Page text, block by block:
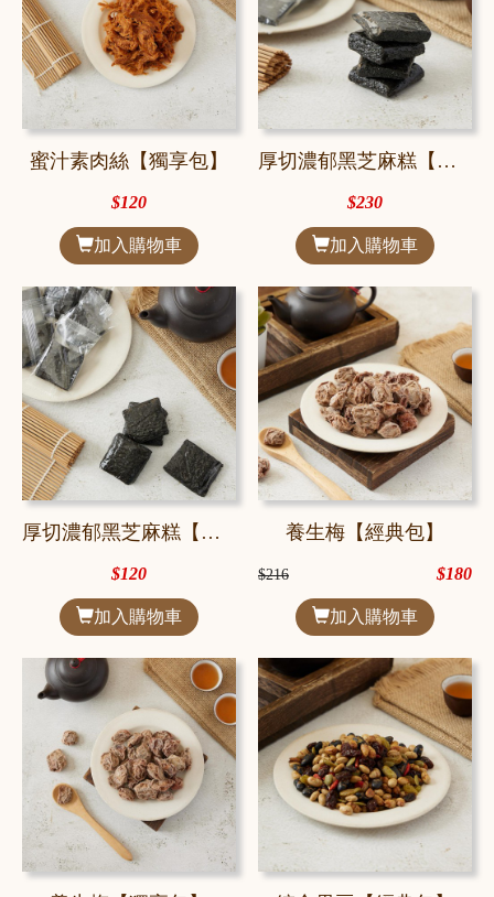
蜜汁素肉絲【獨享包】
$120
加入購物車
厚切濃郁黑芝麻糕【經典包】
$230
加入購物車
厚切濃郁黑芝麻糕【獨享包】
$120
加入購物車
養生梅【經典包】
$216 $180
加入購物車